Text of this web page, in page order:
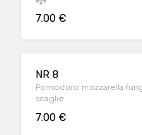
7.00 €
NR 8
Pomodoro mozzarella
scaglie
7.00 €